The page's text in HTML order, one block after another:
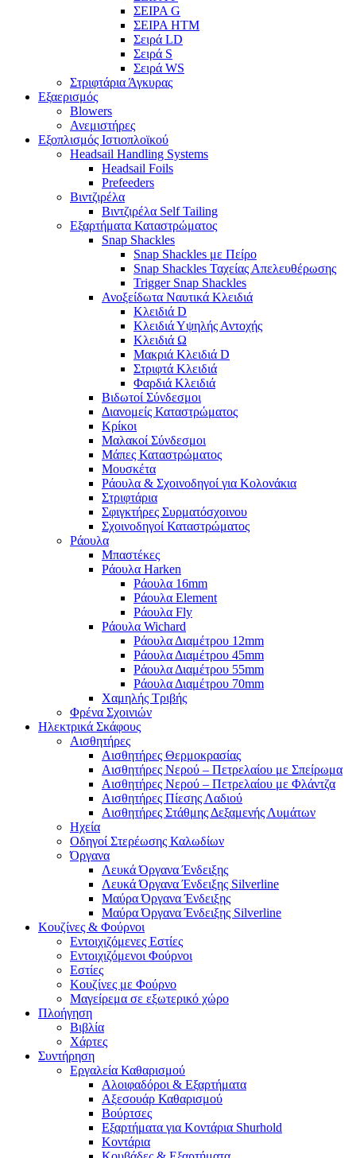
ΣΕΙΡΑ G
ΣΕΙΡΑ HTM
Σειρά LD
Σειρά S
Σειρά WS
Στριφτάρια Άγκυρας
Εξαερισμός
Blowers
Ανεμιστήρες
Εξοπλισμός Ιστιοπλοϊκού
Headsail Handling Systems
Headsail Foils
Prefeeders
Βιντζιρέλα
Βιντζιρέλα Self Tailing
Εξαρτήματα Καταστρώματος
Snap Shackles
Snap Shackles με Πείρο
Snap Shackles Ταχείας Απελευθέρωσης
Trigger Snap Shackles
Ανοξείδωτα Ναυτικά Κλειδιά
Κλειδιά D
Κλειδιά Υψηλής Αντοχής
Κλειδιά Ω
Μακριά Κλειδιά D
Στριφτά Κλειδιά
Φαρδιά Κλειδιά
Βιδωτοί Σύνδεσμοι
Διανομείς Καταστρώματος
Κρίκοι
Μαλακοί Σύνδεσμοι
Μάπες Καταστρώματος
Μουσκέτα
Ράουλα & Σχοινοδηγοί για Κολονάκια
Στριφτάρια
Σφιγκτήρες Συρματόσχοινου
Σχοινοδηγοί Καταστρώματος
Ράουλα
Μπαστέκες
Ράουλα Harken
Ράουλα 16mm
Ράουλα Element
Ράουλα Fly
Ράουλα Wichard
Ράουλα Διαμέτρου 12mm
Ράουλα Διαμέτρου 45mm
Ράουλα Διαμέτρου 55mm
Ράουλα Διαμέτρου 70mm
Χαμηλής Τριβής
Φρένα Σχοινιών
Ηλεκτρικά Σκάφους
Αισθητήρες
Αισθητήρες Θερμοκρασίας
Αισθητήρες Νερού – Πετρελαίου με Σπείρωμα
Αισθητήρες Νερού – Πετρελαίου με Φλάντζα
Αισθητήρες Πίεσης Λαδιού
Αισθητήρες Στάθμης Δεξαμενής Λυμάτων
Ηχεία
Οδηγοί Στερέωσης Καλωδίων
Όργανα
Λευκά Όργανα Ένδειξης
Λευκά Όργανα Ένδειξης Silverline
Μαύρα Όργανα Ένδειξης
Μαύρα Όργανα Ένδειξης Silverline
Κουζίνες & Φούρνοι
Εντοιχιζόμενες Εστίες
Εντοιχιζόμενοι Φούρνοι
Εστίες
Κουζίνες με Φούρνο
Μαγείρεμα σε εξωτερικό χώρο
Πλοήγηση
Βιβλία
Χάρτες
Συντήρηση
Εργαλεία Καθαρισμού
Αλοιφαδόροι & Εξαρτήματα
Αξεσουάρ Καθαρισμού
Βούρτσες
Εξαρτήματα για Κοντάρια Shurhold
Κοντάρια